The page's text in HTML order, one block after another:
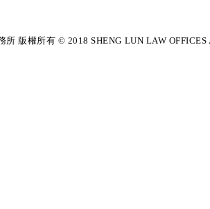
所 版權所有 © 2018 SHENG LUN LAW